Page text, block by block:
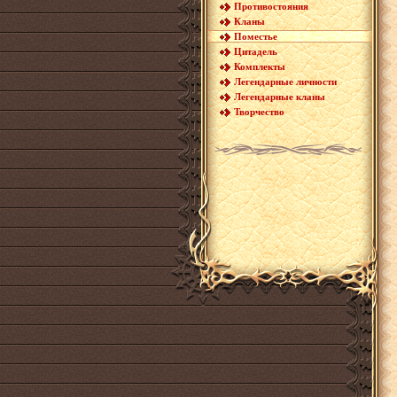
Противостояния
Кланы
Поместье
Цитадель
Комплекты
Легендарные личности
Легендарные кланы
Творчество